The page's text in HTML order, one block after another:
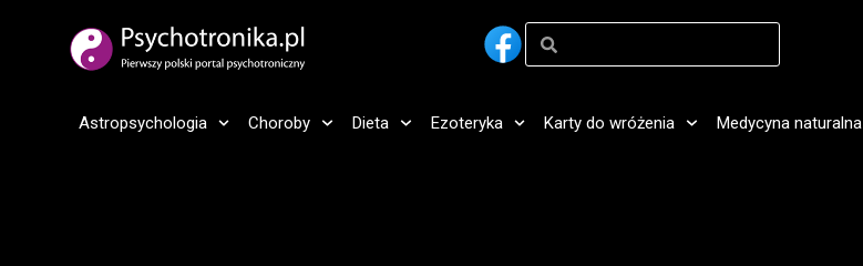
Astropsychologia Choroby Dieta Ezoteryka Karty do wróżenia Medycyna naturalna